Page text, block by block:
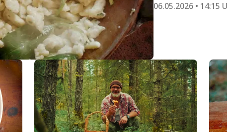
06.05.2026 • 14:15